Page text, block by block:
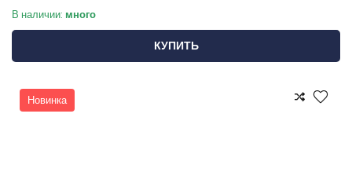
В наличии: много
КУПИТЬ
Новинка